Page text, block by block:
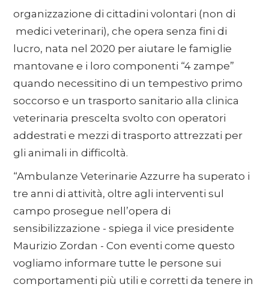
organizzazione di cittadini volontari (non di
medici veterinari), che opera senza fini di
lucro, nata nel 2020 per aiutare le famiglie
mantovane e i loro componenti “4 zampe”
quando necessitino di un tempestivo primo
soccorso e un trasporto sanitario alla clinica
veterinaria prescelta svolto con operatori
addestrati e mezzi di trasporto attrezzati per
gli animali in difficoltà.
“Ambulanze Veterinarie Azzurre ha superato i
tre anni di attività, oltre agli interventi sul
campo prosegue nell’opera di
sensibilizzazione - spiega il vice presidente
Maurizio Zordan - Con eventi come questo
vogliamo informare tutte le persone sui
comportamenti più utili e corretti da tenere in